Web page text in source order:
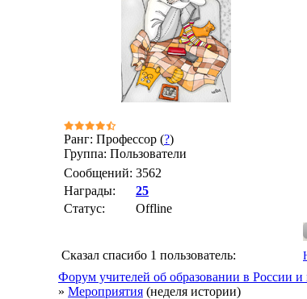
Ранг: Профессор (?)
Группа: Пользователи
Сообщений: 3562
Награды:
25
Статус:
Offline
Сказал спасибо 1 пользователь:
Форум учителей об образовании в России и
» Мероприятия (неделя истории)